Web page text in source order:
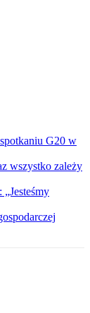
G20 w
wszystko zależy